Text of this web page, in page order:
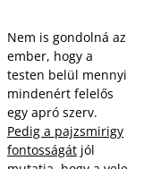
Nem is gondolná az
ember, hogy a
testen belül mennyi
mindenért felelős
egy apró szerv.
Pedig a pajzsmirigy
fontosságát jól